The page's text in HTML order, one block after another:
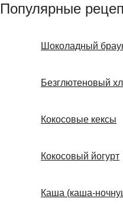
Популярные
Шоколадный
Безглютеновый
Кокосовые кексы
Кокосовый йогурт
Каша (каша-